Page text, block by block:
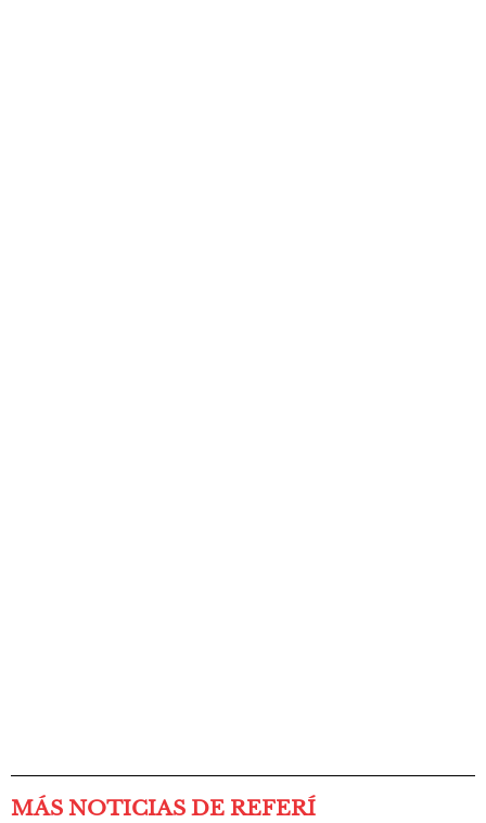
MÁS NOTICIAS DE REFERÍ